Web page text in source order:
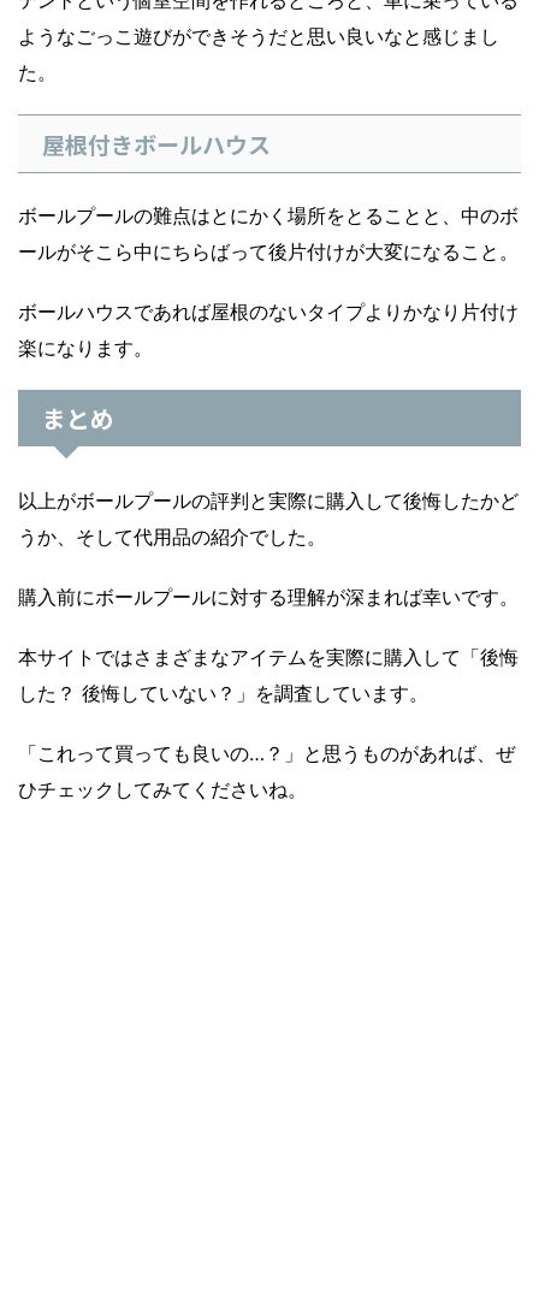
ようなごっこ遊びができそうだと思い良いなと感じまし
た。
屋根付きボールハウス
ボールプールの難点はとにかく場所をとることと、中のボ
ールがそこら中にちらばって後片付けが大変になること。
ボールハウスであれば屋根のないタイプよりかなり片付け
楽になります。
まとめ
以上がボールプールの評判と実際に購入して後悔したかど
うか、そして代用品の紹介でした。
購入前にボールプールに対する理解が深まれば幸いです。
本サイトではさまざまなアイテムを実際に購入して「後悔
した？ 後悔していない？」を調査しています。
「これって買っても良いの…？」と思うものがあれば、ぜ
ひチェックしてみてくださいね。